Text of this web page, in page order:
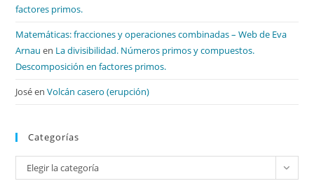
factores primos.
Matemáticas: fracciones y operaciones combinadas – Web de Eva
Arnau en La divisibilidad. Números primos y compuestos.
Descomposición en factores primos.
JoséenVolcán casero (erupción)
Categorías
Categorías
Elegir la categoría